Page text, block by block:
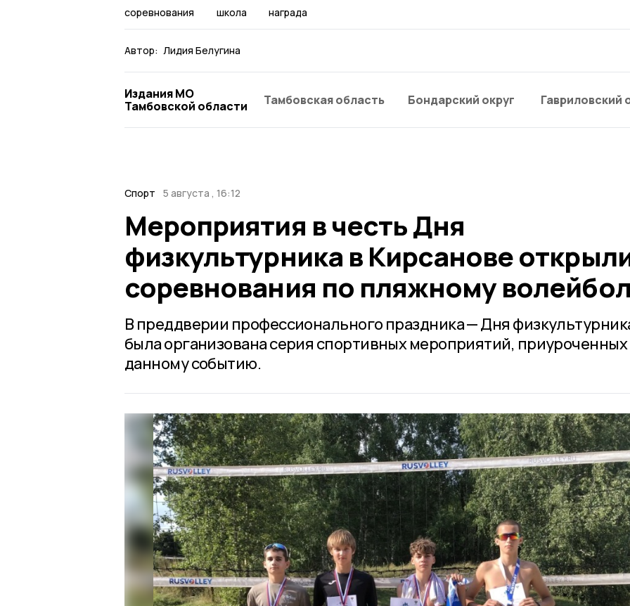
соревнования школа награда
Автор: Лидия Белугина
Издания МО
Тамбовской области
Тамбовская область Бондарский округ Гавриловский
Спорт 5 августа , 16:12
Мероприятия в честь Дня
физкультурника в Кирсанове
соревнования по пляжному
В преддверии профессионального праздника — Дня
была организована серия спортивных мероприятий, приуроченных
данному событию.